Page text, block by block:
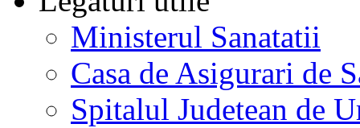
Ministerul Sanatatii
Casa de Asigurari de
Spitalul Judetean de